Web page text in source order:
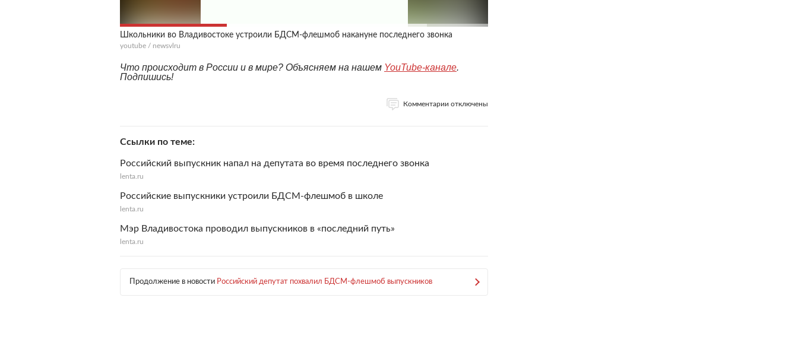
Школьники во Владивостоке устроили БДСМ-флешмоб накануне последнего звонка
youtube / newsvlru
Что происходит в России и в мире? Объясняем на нашем YouTube-канале.
Подпишись!
Комментарии отключены
Ссылки по теме
Российский выпускник напал на депутата во время последнего звонка
lenta.ru
Российские выпускники устроили БДСМ-флешмоб в школе
lenta.ru
Мэр Владивостока проводил выпускников в «последний путь»
lenta.ru
Продолжение в новости Российский депутат похвалил БДСМ-флешмоб выпускников